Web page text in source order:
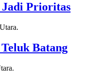
Jadi Prioritas
Batang